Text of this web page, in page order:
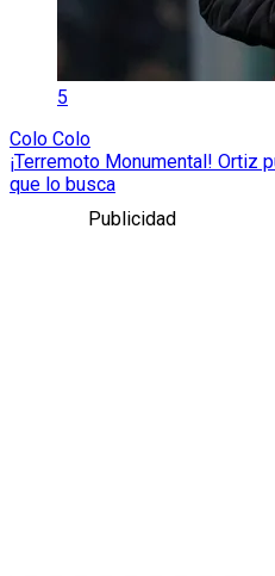
5
Colo Colo
¡Terremoto Monumental! Ortiz
que lo busca
Publicidad